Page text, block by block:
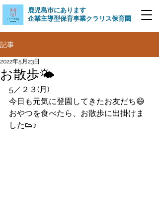
​鹿児島市にあります
企業主導型保育事業クラリス保育園
記事
お散歩🌤
2022年5月23日
5／２３(月)
今日も元気に登園してきたお友だち😄
おやつを食べたら、お散歩に出掛けま
した👟♪